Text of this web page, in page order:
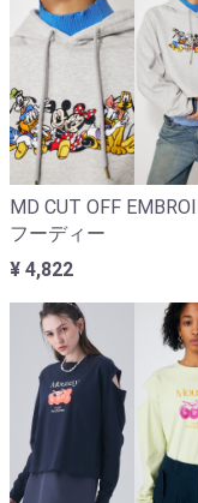
MD CUT OFF
フーディー
¥ 4,822